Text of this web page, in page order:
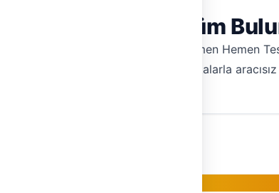
Sorununuza Çözüm
için daha fazla beklemeyin. Hemen Hemen
fiyatlı teklifleri alın. Doğrulanmış ustalarla